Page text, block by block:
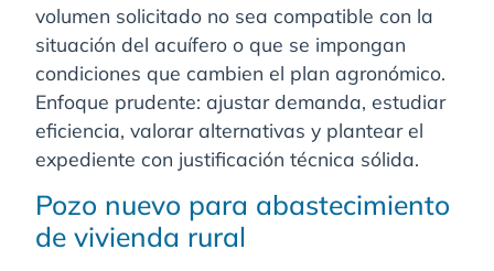
volumen solicitado no sea compatible con la
situación del acuífero o que se impongan
condiciones que cambien el plan agronómico.
Enfoque prudente: ajustar demanda, estudiar
eficiencia, valorar alternativas y plantear el
expediente con justificación técnica sólida.
Pozo nuevo para abastecimiento
de vivienda rural